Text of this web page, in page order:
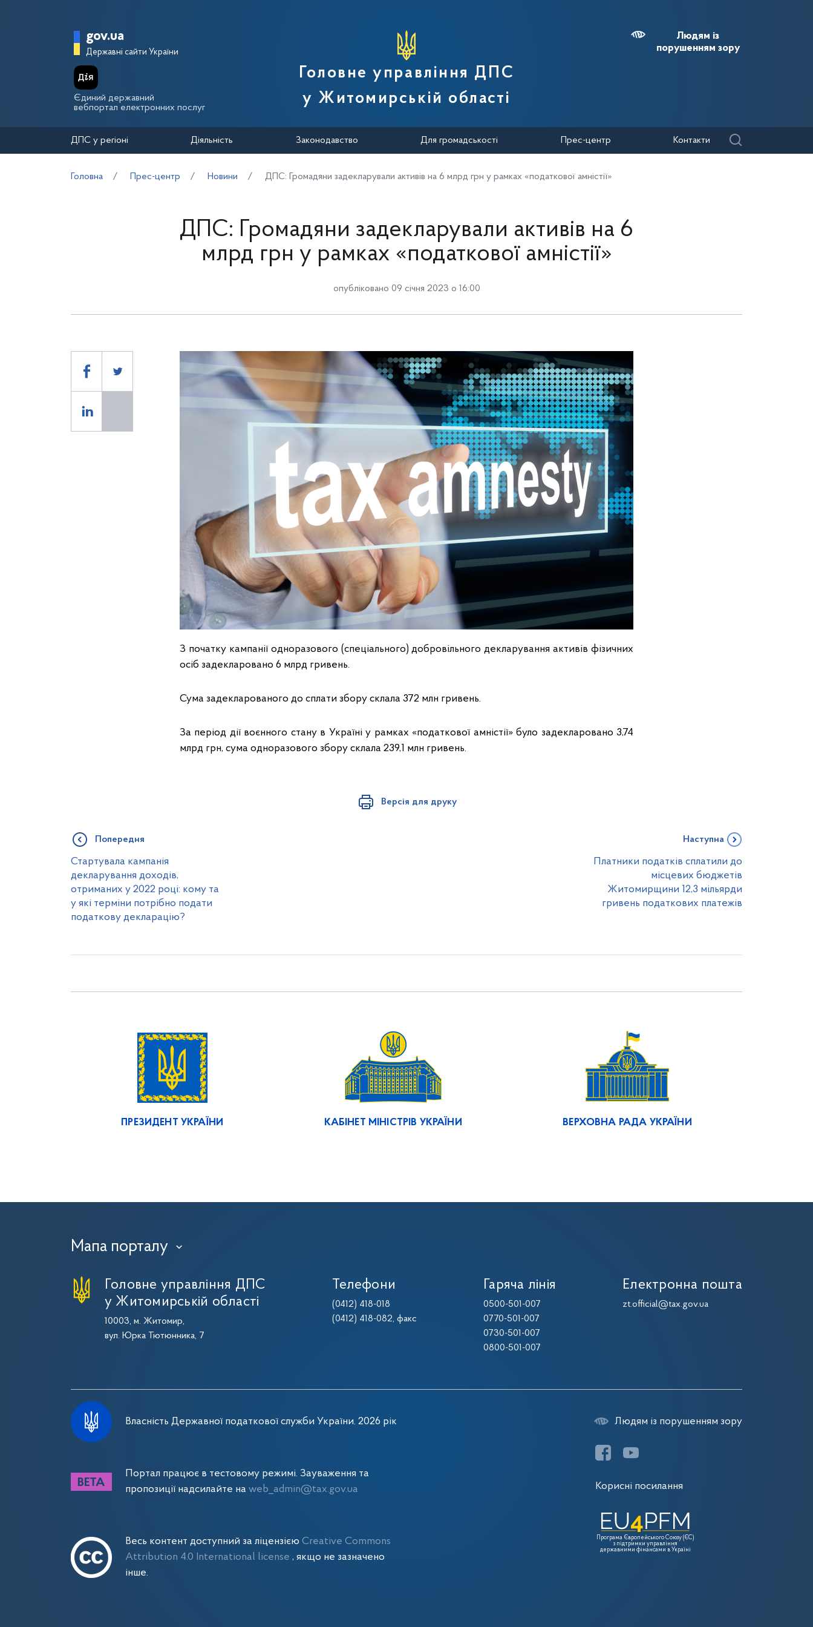
Головна сторінка Державної податкової служби України
gov.ua
Державні сайти України
Єдиний державний
вебпортал електронних послуг
Головне управління ДПС
у Житомирській області
Людям із
порушенням зору
ДПС у регіоні Діяльність Законодавство Для громадськості Прес-центр Контакти
Головна Прес-центр Новини ДПС: Громадяни задекларували активів на 6 млрд грн у рамках «податкової амністії»
ДПС: Громадяни задекларували активів на 6
млрд грн у рамках «податкової амністії»
опубліковано 09 січня 2023 о 16:00
З початку кампанії одноразового (спеціального) добровільного декларування активів фізичних
осіб задекларовано 6 млрд гривень.
Сума задекларованого до сплати збору склала 372 млн гривень.
За період дії воєнного стану в Україні у рамках «податкової амністії» було задекларовано 3,74
млрд грн, сума одноразового збору склала 239,1 млн гривень.
Версія для друку
Попередня
Стартувала кампанія
декларування доходів,
отриманих у 2022 році: кому та
у які терміни потрібно подати
податкову декларацію?
Наступна
Платники податків сплатили до
місцевих бюджетів
Житомирщини 12,3 мільярди
гривень податкових платежів
ПРЕЗИДЕНТ УКРАЇНИ КАБІНЕТ МІНІСТРІВ УКРАЇНИ ВЕРХОВНА РАДА УКРАЇНИ
Мапа порталу ›
Головне управління ДПС
у Житомирській області
10003, м. Житомир,
вул. Юрка Тютюнника, 7
Телефони
(0412) 418-018
(0412) 418-082, факс
Гаряча лінія
0500-501-007
0770-501-007
0730-501-007
0800-501-007
Електронна пошта
zt.official@tax.gov.ua
Власність Державної податкової служби України. 2026 рік
Портал працює в тестовому режимі. Зауваження та
пропозиції надсилайте на web_admin@tax.gov.ua
Весь контент доступний за ліцензією Creative Commons
Attribution 4.0 International license , якщо не зазначено
інше.
Людям із порушенням зору
Корисні посилання
Програма Європейського Союзу (ЄС)
з підтримки управління
державними фінансами в Україні